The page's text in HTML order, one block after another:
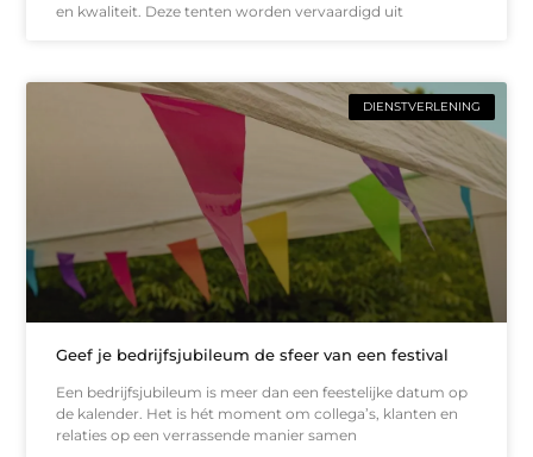
en kwaliteit. Deze tenten worden vervaardigd uit
DIENSTVERLENING
Geef je bedrijfsjubileum de sfeer van een festival
Een bedrijfsjubileum is meer dan een feestelijke datum op
de kalender. Het is hét moment om collega’s, klanten en
relaties op een verrassende manier samen